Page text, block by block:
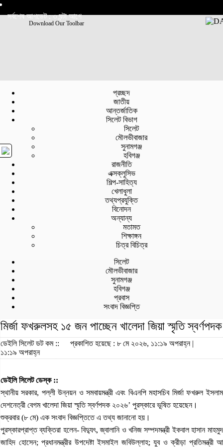
সর্বশেষ আপডেট : ৩ ঘন্টা আগে
Download Our Toolbar
প্রচ্ছদ
জাতীয়
আন্তর্জাতিক
সিলেট বিভাগ
সিলেট
মৌলভীবাজার
সুনামগঞ্জ
হবিগঞ্জ
রাজনীতি
এক্সক্লুসিভ
শিল্প-সাহিত্য
খেলাধুলা
তথ্যপ্রযুক্তি
বিনোদন
অন্যান্য
মতামত
শিক্ষাঙ্গন
চিত্র বিচিত্র
সিলেট
মৌলভীবাজার
সুনামগঞ্জ
হবিগঞ্জ
প্রবাস
সংবাদ বিজ্ঞপ্তি
মির্জা ফখরুলসহ ১৫ জন পাচ্ছেন খালেদা জিয়া স্মৃতি স্বর্ণপদক
ডেইলি সিলেট ডট কম ::
প্রকাশিত হয়েছে : ৮ মে ২০২৬, ১১:১৯ অপরাহ্ন |
১১:১৯ অপরাহ্ন
ডেইলি সিলেট ডেস্ক ::
স্থানীয় সরকার, পল্লী উন্নয়ন ও সমবায়মন্ত্রী এবং বিএনপি মহাসচিব মির্জা ফখরুল
দেশনেত্রী বেগম খালেদা জিয়া স্মৃতি স্বর্ণপদক ২০২৬’ পুরস্কারে ভূষিত হয়েছেন।
শুক্রবার (৮ মে) এক সংবাদ বিজ্ঞপ্তিতে এ তথ্য জানানো হয়।
পুরস্কারপ্রাপ্ত ব্যক্তিরা হলেন- বিদ্যুৎ, জ্বালানি ও খনিজ সম্পদমন্ত্রী ইকবাল হাসান
জাহিদ হোসেন; প্রধানমন্ত্রীর উপদেষ্টা ইসমাইল জবিউল্লাহ; যুব ও ক্রীড়া প্রতিমন্ত্রী